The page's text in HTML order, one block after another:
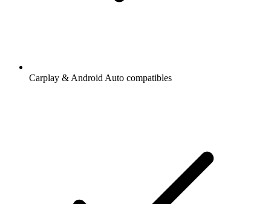
Carplay & Android Auto compatibles